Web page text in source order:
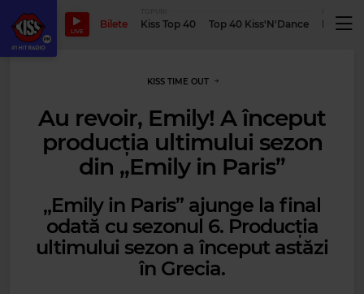
LIVE
Bilete Kiss Top 40 Top 40 Kiss'N'Dance
KISS TIME OUT
Au revoir, Emily! A început
producția ultimului sezon
din „Emily in Paris”
„Emily in Paris” ajunge la final
odată cu sezonul 6. Producția
ultimului sezon a început astăzi
în Grecia.